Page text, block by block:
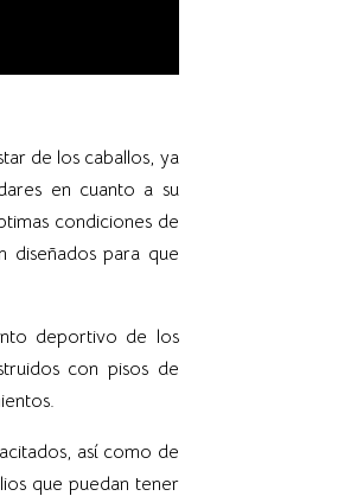
de los caballos, ya
en cuanto a su
condiciones de
diseñados para que
deportivo de los
con pisos de
así como de
que puedan tener